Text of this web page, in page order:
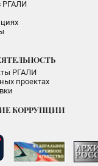
РГАЛИ
РГАЛИ
проектах
КОРРУПЦИИ